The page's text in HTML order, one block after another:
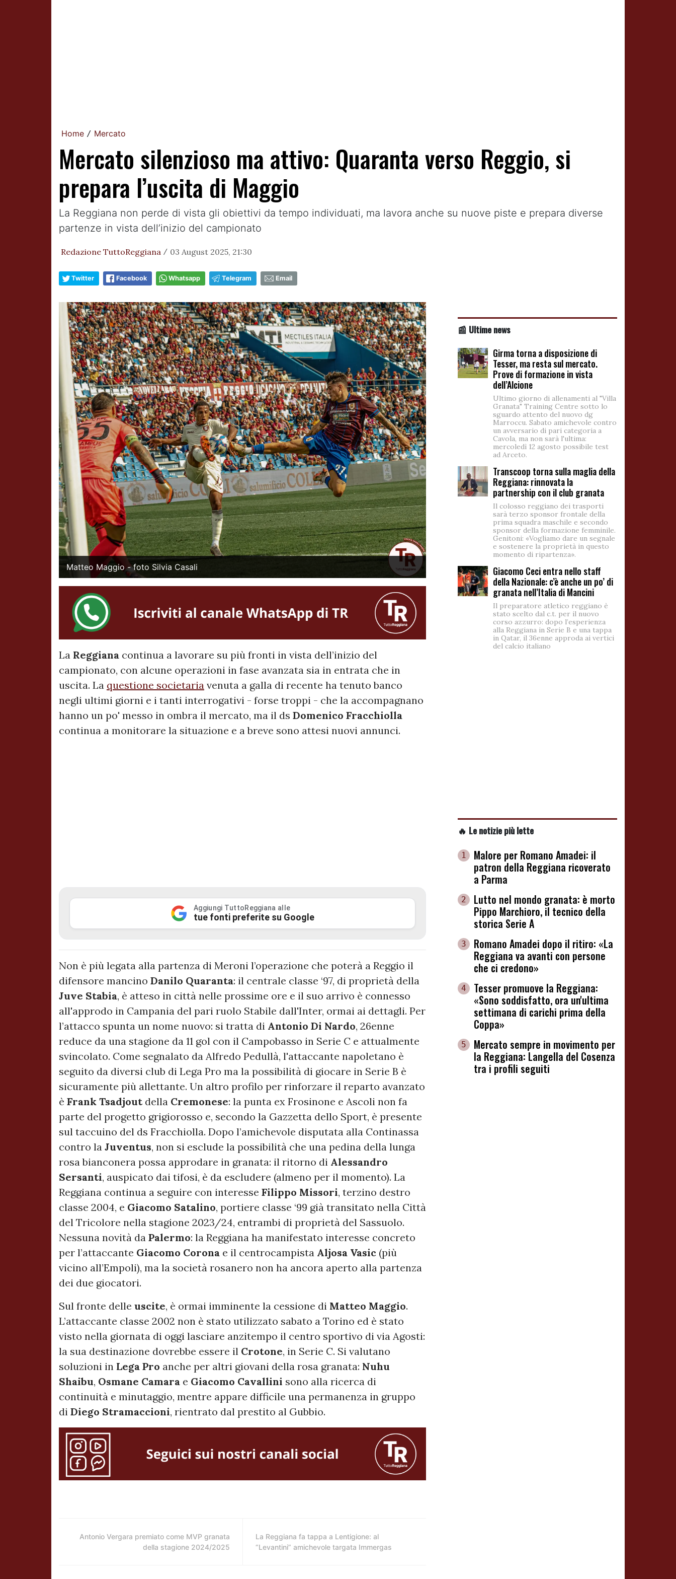
Home / Mercato
Mercato silenzioso ma attivo: Quaranta verso Reggio, si
prepara l’uscita di Maggio
La Reggiana non perde di vista gli obiettivi da tempo individuati, ma lavora anche su nuove piste e prepara diverse
partenze in vista dell’inizio del campionato
Redazione TuttoReggiana / 03 August 2025, 21:30
Twitter Facebook Whatsapp Telegram Email
Matteo Maggio - foto Silvia Casali
La Reggiana continua a lavorare su più fronti in vista dell’inizio del
campionato, con alcune operazioni in fase avanzata sia in entrata che in
uscita. La questione societaria venuta a galla di recente ha tenuto banco
negli ultimi giorni e i tanti interrogativi - forse troppi - che la accompagnano
hanno un po' messo in ombra il mercato, ma il ds Domenico Fracchiolla
continua a monitorare la situazione e a breve sono attesi nuovi annunci.
Aggiungi TuttoReggiana alle
tue fonti preferite su Google
Non è più legata alla partenza di Meroni l’operazione che poterà a Reggio il
difensore mancino Danilo Quaranta: il centrale classe ‘97, di proprietà della
Juve Stabia, è atteso in città nelle prossime ore e il suo arrivo è connesso
all'approdo in Campania del pari ruolo Stabile dall'Inter, ormai ai dettagli. Per
l’attacco spunta un nome nuovo: si tratta di Antonio Di Nardo, 26enne
reduce da una stagione da 11 gol con il Campobasso in Serie C e attualmente
svincolato. Come segnalato da Alfredo Pedullà, l'attaccante napoletano è
seguito da diversi club di Lega Pro ma la possibilità di giocare in Serie B è
sicuramente più allettante. Un altro profilo per rinforzare il reparto avanzato
è Frank Tsadjoutdella Cremonese: la punta ex Frosinone e Ascoli non fa
parte del progetto grigiorosso e, secondo la Gazzetta dello Sport, è presente
sul taccuino del ds Fracchiolla. Dopo l’amichevole disputata alla Continassa
contro la Juventus, non si esclude la possibilità che una pedina della lunga
rosa bianconera possa approdare in granata: il ritorno di Alessandro
Sersanti, auspicato dai tifosi, è da escludere (almeno per il momento). La
Reggiana continua a seguire con interesse Filippo Missori, terzino destro
classe 2004, e Giacomo Satalino, portiere classe ‘99 già transitato nella Città
del Tricolore nella stagione 2023/24, entrambi di proprietà del Sassuolo.
Nessuna novità da Palermo: la Reggiana ha manifestato interesse concreto
per l’attaccante Giacomo Corona e il centrocampista Aljosa Vasic (più
vicino all’Empoli), ma la società rosanero non ha ancora aperto alla partenza
dei due giocatori.
Sul fronte delle uscite, è ormai imminente la cessione di Matteo Maggio.
L’attaccante classe 2002 non è stato utilizzato sabato a Torino ed è stato
visto nella giornata di oggi lasciare anzitempo il centro sportivo di via Agosti:
la sua destinazione dovrebbe essere il Crotone, in Serie C. Si valutano
soluzioni in Lega Pro anche per altri giovani della rosa granata: Nuhu
Shaibu, Osmane Camara e Giacomo Cavallini sono alla ricerca di
continuità e minutaggio, mentre appare difficile una permanenza in gruppo
di Diego Stramaccioni, rientrato dal prestito al Gubbio.
Antonio Vergara premiato come MVP granata
della stagione 2024/2025
La Reggiana fa tappa a Lentigione: al
“Levantini” amichevole targata Immergas
📰 Ultime news
Girma torna a disposizione di
Tesser, ma resta sul mercato.
Prove di formazione in vista
dell’Alcione
Ultimo giorno di allenamenti al "Villa
Granata" Training Centre sotto lo
sguardo attento del nuovo dg
Marroccu. Sabato amichevole contro
un avversario di pari categoria a
Cavola, ma non sarà l'ultima:
mercoledì 12 agosto possibile test
ad Arceto.
Transcoop torna sulla maglia della
Reggiana: rinnovata la
partnership con il club granata
Il colosso reggiano dei trasporti
sarà terzo sponsor frontale della
prima squadra maschile e secondo
sponsor della formazione femminile.
Genitoni: «Vogliamo dare un segnale
e sostenere la proprietà in questo
momento di ripartenza».
Giacomo Ceci entra nello staff
della Nazionale: c’è anche un po’ di
granata nell’Italia di Mancini
Il preparatore atletico reggiano è
stato scelto dal c.t. per il nuovo
corso azzurro: dopo l’esperienza
alla Reggiana in Serie B e una tappa
in Qatar, il 36enne approda ai vertici
del calcio italiano
🔥 Le notizie più lette
1
Malore per Romano Amadei: il
patron della Reggiana ricoverato
a Parma
2
Lutto nel mondo granata: è morto
Pippo Marchioro, il tecnico della
storica Serie A
3
Romano Amadei dopo il ritiro: «La
Reggiana va avanti con persone
che ci credono»
4
Tesser promuove la Reggiana:
«Sono soddisfatto, ora un'ultima
settimana di carichi prima della
Coppa»
5
Mercato sempre in movimento per
la Reggiana: Langella del Cosenza
tra i profili seguiti